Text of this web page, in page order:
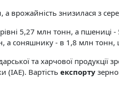
врожайність знизилася з
5,27 млн тонн, а пшениці
а соняшнику - в 1,8 млн
та харчової продукції
(ІАЕ). Вартість експорту